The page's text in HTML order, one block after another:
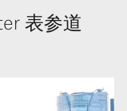
表参道